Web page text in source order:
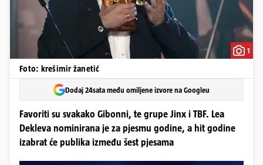
1
Foto: krešimir žanetić
Dodaj 24sata među omiljene izvore na Googleu
Favoriti su svakako Gibonni, te grupe Jinx i TBF. Lea
Dekleva nominirana je za pjesmu godine, a hit godine
izabrat će publika između šest pjesama